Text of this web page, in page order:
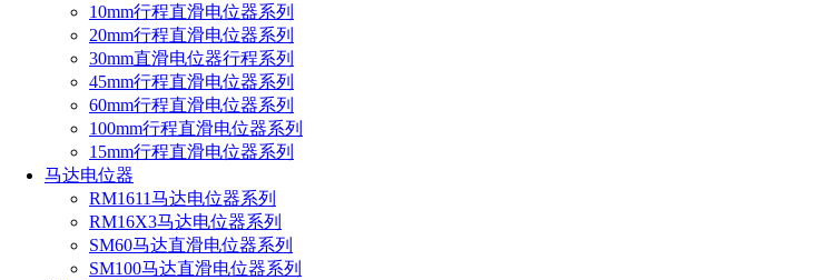
10mm行程直滑电位器系列
20mm行程直滑电位器系列
30mm直滑电位器行程系列
45mm行程直滑电位器系列
60mm行程直滑电位器系列
100mm行程直滑电位器系列
15mm行程直滑电位器系列
马达电位器
RM1611马达电位器系列
RM16X3马达电位器系列
SM60马达直滑电位器系列
SM100马达直滑电位器系列